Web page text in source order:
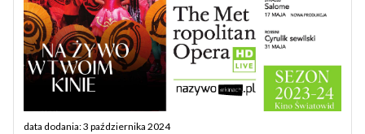
data dodania: 3 października 2024